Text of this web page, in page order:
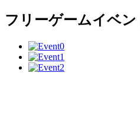
フリーゲームイベン